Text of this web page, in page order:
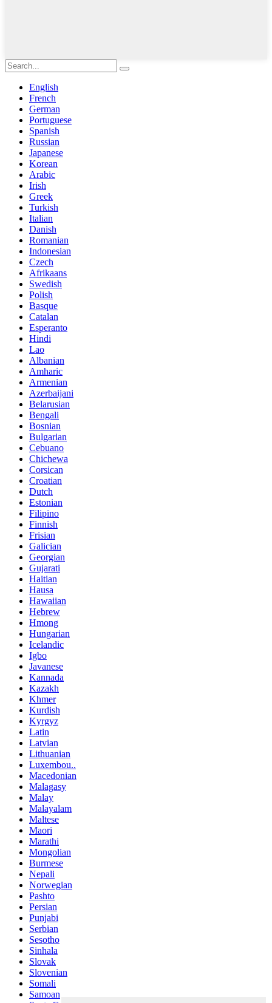
English
French
German
Portuguese
Spanish
Russian
Japanese
Korean
Arabic
Irish
Greek
Turkish
Italian
Danish
Romanian
Indonesian
Czech
Afrikaans
Swedish
Polish
Basque
Catalan
Esperanto
Hindi
Lao
Albanian
Amharic
Armenian
Azerbaijani
Belarusian
Bengali
Bosnian
Bulgarian
Cebuano
Chichewa
Corsican
Croatian
Dutch
Estonian
Filipino
Finnish
Frisian
Galician
Georgian
Gujarati
Haitian
Hausa
Hawaiian
Hebrew
Hmong
Hungarian
Icelandic
Igbo
Javanese
Kannada
Kazakh
Khmer
Kurdish
Kyrgyz
Latin
Latvian
Lithuanian
Luxembou..
Macedonian
Malagasy
Malay
Malayalam
Maltese
Maori
Marathi
Mongolian
Burmese
Nepali
Norwegian
Pashto
Persian
Punjabi
Serbian
Sesotho
Sinhala
Slovak
Slovenian
Somali
Samoan